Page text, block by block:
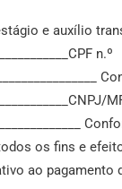
e auxílio
n.º
os fins e
ao